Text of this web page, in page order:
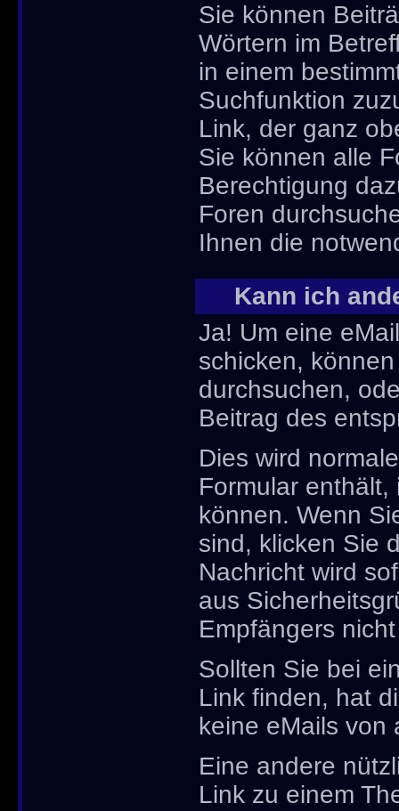
Sie können
Wörtern im
in einem
Suchfunktion
Link, der ganz
Sie können alle
Berechtigung
Foren
Ihnen die
Kann ich
Ja! Um eine
schicken,
durchsuchen,
Beitrag des
Dies wird
Formular
können. Wenn
sind, klicken Sie
Nachricht wird
aus
Empfängers
Sollten Sie bei
Link finden, hat
keine eMails von
Eine andere
Link zu einem